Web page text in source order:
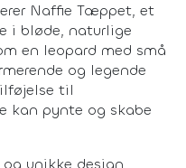
Naffie Tæppet, et
i bløde, naturlige
en leopard med små
og legende
til
kan pynte og skabe
unikke design